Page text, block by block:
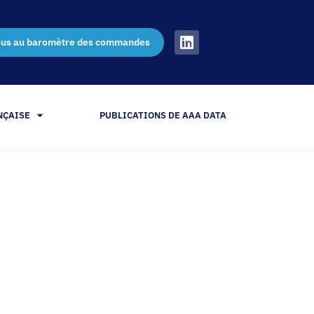
au baromètre des commandes
PUBLICATIONS DE AAA DATA